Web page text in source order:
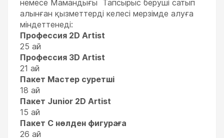
немесе Мамандығы Тапсырыс беруші сатып
алынған қызметтерді келесі мерзімде алуға
міндеттенеді:
Профессия 2D Artist
25 ай
Профессия 3D Artist
21 ай
Пакет Мастер суретші
18 ай
Пакет Junior 2D Artist
15 ай
Пакет С нөлден фигураға
26 ай